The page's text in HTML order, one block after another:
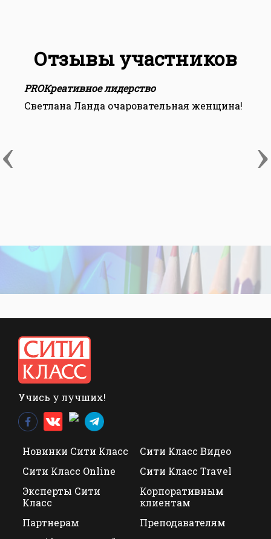
Отзывы участников
‹ ›
PROКреативное лидерство
Светлана Ланда очаровательная женщина!
Учись у лучших!
Новинки Сити Класс
Сити Класс Видео
Сити Класс Online
Сити Класс Travel
Эксперты Сити
Класс
Корпоративным
клиентам
Партнерам
Преподавателям